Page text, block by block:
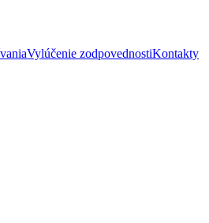
Vylúčenie zodpovednostiKontakty